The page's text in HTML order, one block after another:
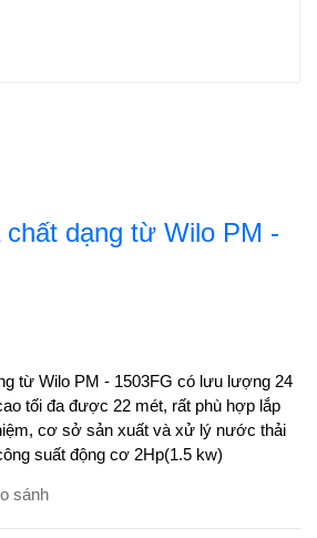
dạng từ Wilo PM -
từ Wilo PM - 1503FG có lưu lượng 24
tối đa được 22 mét, rất phù hợp lắp
cơ sở sản xuất và xử lý nước thải
suất động cơ 2Hp(1.5 kw)
sánh